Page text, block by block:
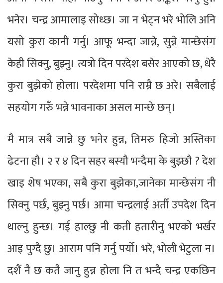
भनेर। चन्द्र आमालाइ सोध्छ। जा न भेट्न भरे भोलि अनि
यसो कुरा कानी गर्नु। आफू भन्दा जान्ने, सुन्ने मान्छेसंग
केही सिक्नु, बुझ्नु। त्यत्रो दिन परदेश बसेर आएको छ, धेरै
कुरा बुझेको होला। परदेशमा पनि राम्रै छ अरे। सबैलाई
सहयोग गरुँ भन्ने भावनाका असल मान्छे छन्।
मै मात्र सबै जान्ने छु भनेर हुन्न, तिमरु हिजो अस्तिका
ढेटना हौ। २ र ४ दिन सहर बस्यौ भन्दैमा के बुझ्छौ ? देश
खाइ शेष भएका, सबै कुरा बुझेका,जानेका मान्छेसंग नी
सिक्नु पर्छ, बुझ्नु पर्छ। आमा चन्द्रलाई अर्ती उपदेश दिन
थाल्नु हुन्छ। गई हाल्छु नी कती हतारीनु भएको भर्खर
आइ पुग्दै छु। आराम पनि गर्नु पर्यो। भरे, भोली भेटुला न।
दशैं नै छ कतै जानु हुन्न होला नि त भन्दै चन्द्र एकछिन